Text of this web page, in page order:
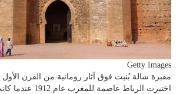
Getty Images
مقبرة شالة بُنيت فوق آثار رومانية من القرن الأول
اختيرت الرباط عاصمة